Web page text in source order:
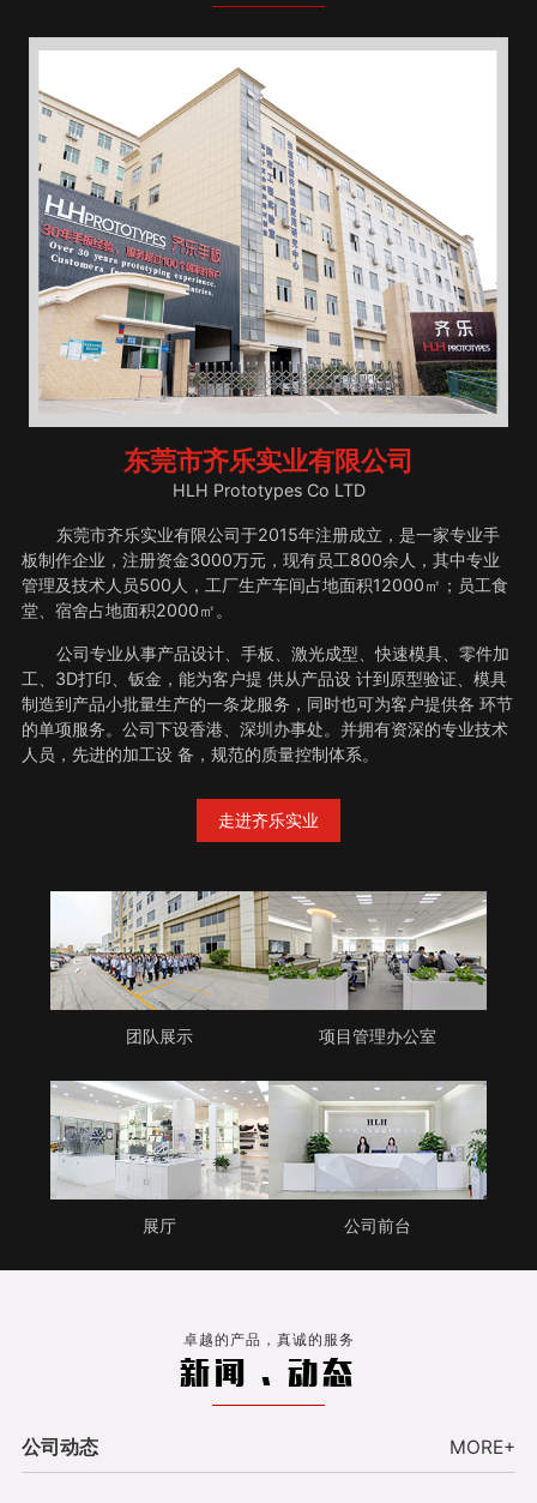
东莞市齐乐实业有限公司
HLH Prototypes Co LTD
东莞市齐乐实业有限公司于2015年注册成立，是一家专业手
板制作企业，注册资金3000万元，现有员工800余人，其中专业
管理及技术人员500人，工厂生产车间占地面积12000㎡；员工食
堂、宿舍占地面积2000㎡。
公司专业从事产品设计、手板、激光成型、快速模具、零件加
工、3D打印、钣金，能为客户提 供从产品设 计到原型验证、模具
制造到产品小批量生产的一条龙服务，同时也可为客户提供各 环节
的单项服务。公司下设香港、深圳办事处。并拥有资深的专业技术
人员，先进的加工设 备，规范的质量控制体系。
走进齐乐实业
团队展示 项目管理办公室
展厅 公司前台
卓越的产品，真诚的服务
新闻 . 动态
公司动态 MORE+